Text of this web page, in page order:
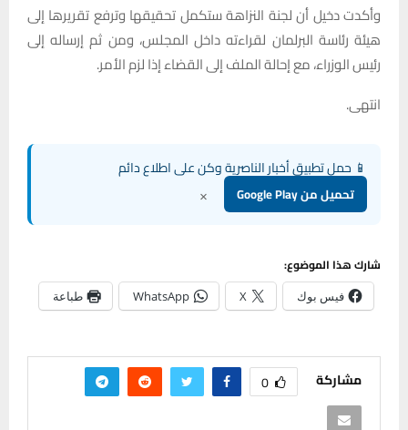
وأكدت دخيل أن لجنة النزاهة ستكمل تحقيقها وترفع تقريرها إلى
هيئة رئاسة البرلمان لقراءته داخل المجلس، ومن ثم إرساله إلى
رئيس الوزراء، مع إحالة الملف إلى القضاء إذا لزم الأمر.
انتهى.
📱 حمل تطبيق أخبار الناصرية وكن على اطلاع دائم
تحميل من Google Play ×
شارك هذا الموضوع:
فيس بوك X
WhatsApp طباعة
مشاركة 0